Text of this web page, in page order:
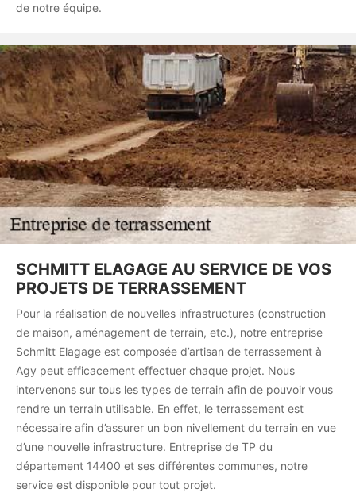
de notre équipe.
SCHMITT ELAGAGE AU SERVICE DE VOS
PROJETS DE TERRASSEMENT
Pour la réalisation de nouvelles infrastructures (construction
de maison, aménagement de terrain, etc.), notre entreprise
Schmitt Elagage est composée d’artisan de terrassement à
Agy peut efficacement effectuer chaque projet. Nous
intervenons sur tous les types de terrain afin de pouvoir vous
rendre un terrain utilisable. En effet, le terrassement est
nécessaire afin d’assurer un bon nivellement du terrain en vue
d’une nouvelle infrastructure. Entreprise de TP du
département 14400 et ses différentes communes, notre
service est disponible pour tout projet.